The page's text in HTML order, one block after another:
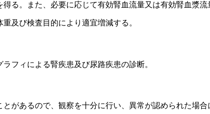
る。また、必要に応じて有効腎血流量又は有効腎血漿流
及び検査目的により適宜増減する。
フィによる腎疾患及び尿路疾患の診断。
があるので、観察を十分に行い、異常が認められた場